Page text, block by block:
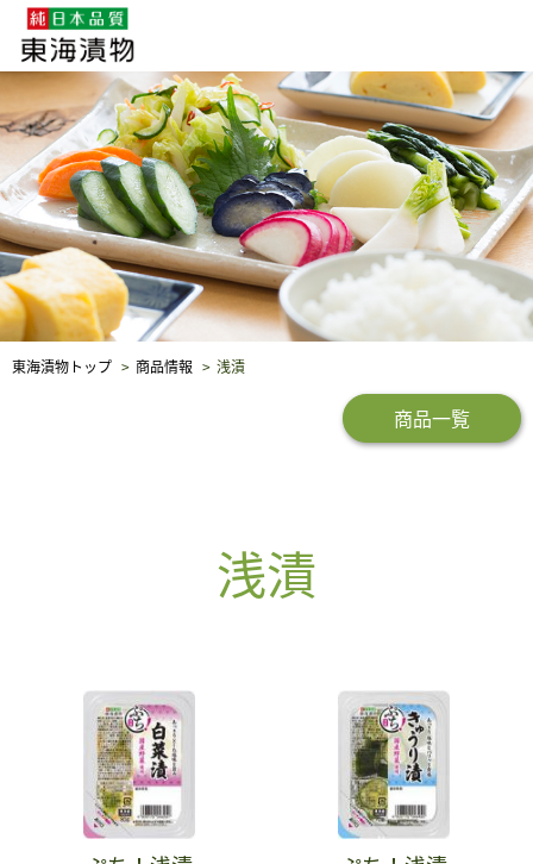
企業・採用情報 社会貢献 品質保証
東海漬物トップ 商品情報 浅漬
商品一覧
浅漬